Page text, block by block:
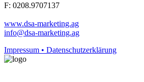
F: 0208.9707137
www.dsa-marketing.ag
info@dsa-marketing.ag
Impressum • Datenschutzerklärung